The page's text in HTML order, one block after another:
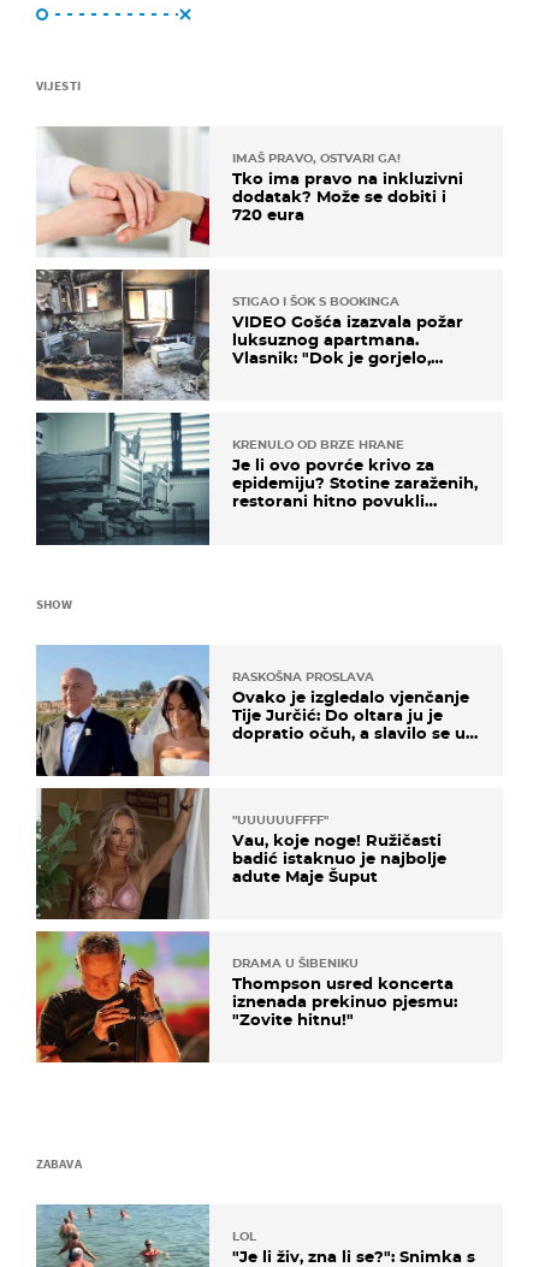
VIJESTI
IMAŠ PRAVO, OSTVARI GA!
Tko ima pravo na inkluzivni
dodatak? Može se dobiti i
720 eura
STIGAO I ŠOK S BOOKINGA
VIDEO Gošća izazvala požar
luksuznog apartmana.
Vlasnik: "Dok je gorjelo,
KRENULO OD BRZE HRANE
Je li ovo povrće krivo za
epidemiju? Stotine zaraženih,
restorani hitno povukli
SHOW
RASKOŠNA PROSLAVA
Ovako je izgledalo vjenčanje
Tije Jurčić: Do oltara ju je
dopratio očuh, a slavilo se uz
"UUUUUUFFFF"
Vau, koje noge! Ružičasti
badić istaknuo je najbolje
adute Maje Šuput
DRAMA U ŠIBENIKU
Thompson usred koncerta
iznenada prekinuo pjesmu:
"Zovite hitnu!"
ZABAVA
LOL
"Je li živ, zna li se?": Snimka s